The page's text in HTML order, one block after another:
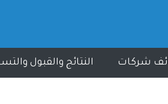
شركات النتائج والقبول